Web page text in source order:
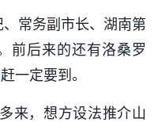
常务副市长、湖南第
前后来的还有洛桑罗
一定要到。
，想方设法推介山